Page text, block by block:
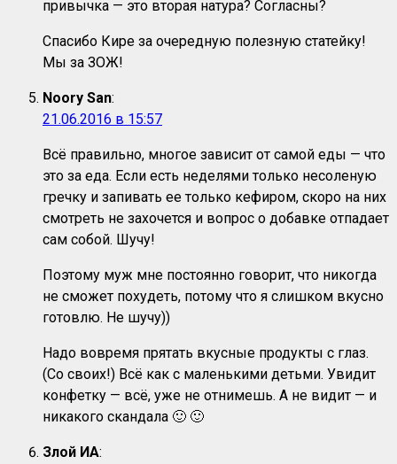
привычка — это вторая натура? Согласны?
Спасибо Кире за очередную полезную статейку!
Мы за ЗОЖ!
Noory San:
21.06.2016 в 15:57
Всё правильно, многое зависит от самой еды — что
это за еда. Если есть неделями только несоленую
гречку и запивать ее только кефиром, скоро на них
смотреть не захочется и вопрос о добавке отпадает
сам собой. Шучу!
Поэтому муж мне постоянно говорит, что никогда
не сможет похудеть, потому что я слишком вкусно
готовлю. Не шучу))
Надо вовремя прятать вкусные продукты с глаз.
(Со своих!) Всё как с маленькими детьми. Увидит
конфетку — всё, уже не отнимешь. А не видит — и
никакого скандала 🙂 🙂
Злой ИА: